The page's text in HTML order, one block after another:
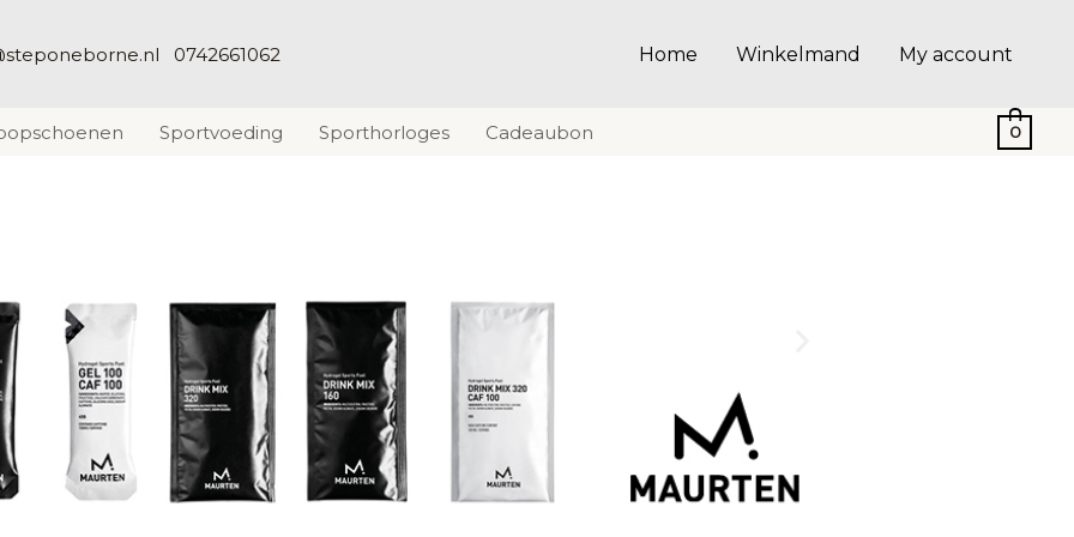
0742661062 Home Winkelmand My account
Sportvoeding Sporthorloges Cadeaubon 0